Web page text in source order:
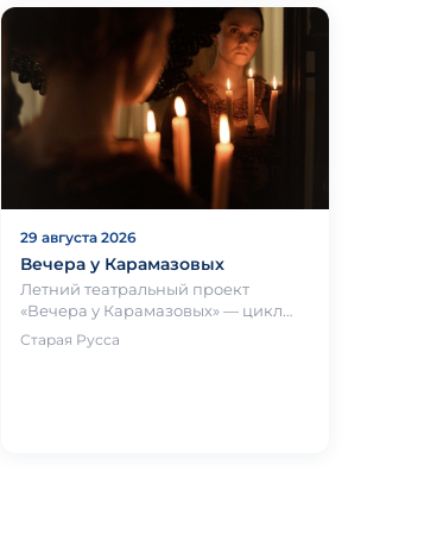
29 августа 2026
Вечера у Карамазовых
Летний театральный проект
«Вечера у Карамазовых» — цикл
камерных спектаклей в
пространстве музея романа Братья
Старая Русса